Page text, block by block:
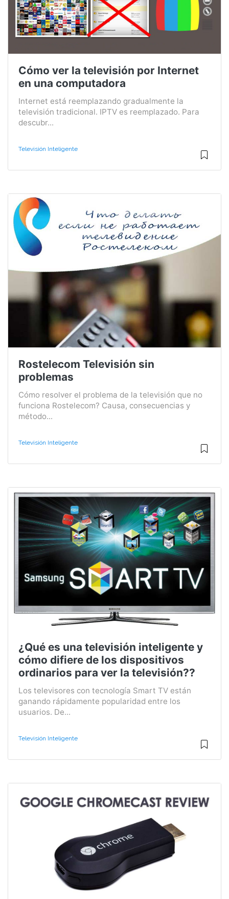
Cómo ver la televisión por Internet
en una computadora
Internet está reemplazando gradualmente la
televisión tradicional. IPTV es reemplazado. Para
descubr...
Televisión Inteligente
Rostelecom Televisión sin
problemas
Cómo resolver el problema de la televisión que no
funciona Rostelecom? Causa, consecuencias y
método...
Televisión Inteligente
¿Qué es una televisión inteligente y
cómo difiere de los dispositivos
ordinarios para ver la televisión??
Los televisores con tecnología Smart TV están
ganando rápidamente popularidad entre los
usuarios. De...
Televisión Inteligente